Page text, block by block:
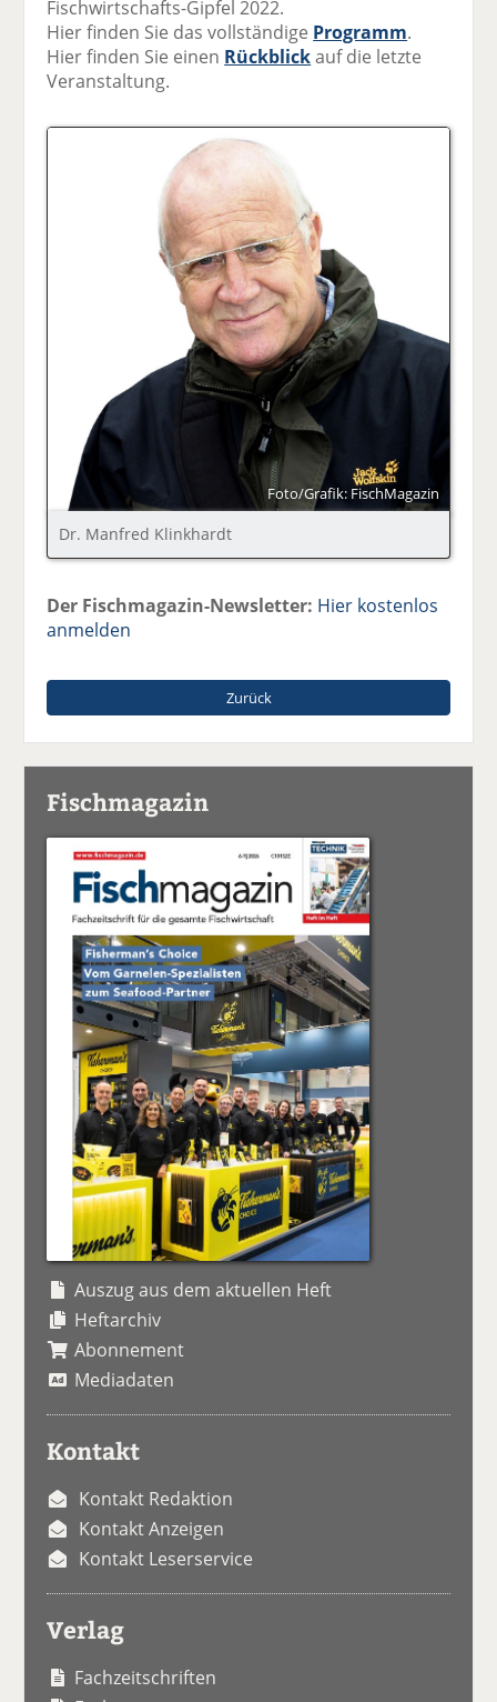
Fischwirtschafts-Gipfel 2022.
Hier finden Sie das vollständige Programm.
Hier finden Sie einen Rückblickauf die letzte
Veranstaltung.
Foto/Grafik: FischMagazin
Dr. Manfred Klinkhardt
Der Fischmagazin-Newsletter: Hier kostenlos
anmelden
Zurück
Fischmagazin
Auszug aus dem aktuellen Heft
Heftarchiv
Abonnement
Mediadaten
Kontakt
Kontakt Redaktion
Kontakt Anzeigen
Kontakt Leserservice
Verlag
Fachzeitschriften